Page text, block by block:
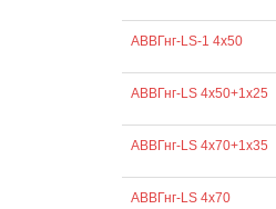
АВВГнг-LS-1 4х50
АВВГнг-LS 4х50+1х25
АВВГнг-LS 4х70+1х35
АВВГнг-LS 4х70